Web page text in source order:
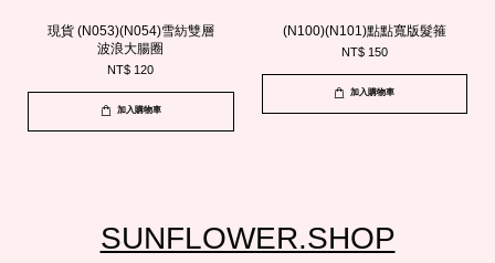
現貨 (N053)(N054)雪紡雙層
波浪大腸圈
NT$ 120
加入購物車
(N100)(N101)點點寬版髮箍
NT$ 150
加入購物車
SUNFLOWER.SHOP